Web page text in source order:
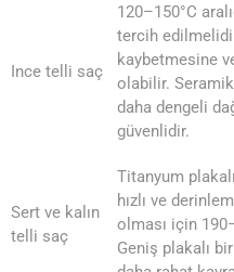
Ince telli saç
120–150°C
tercih
kaybetmesine
olabilir. Seramik
daha dengeli
güvenlidir.
Sert ve kalın
telli saç
Titanyum
hızlı ve
olması için
Geniş plakalı